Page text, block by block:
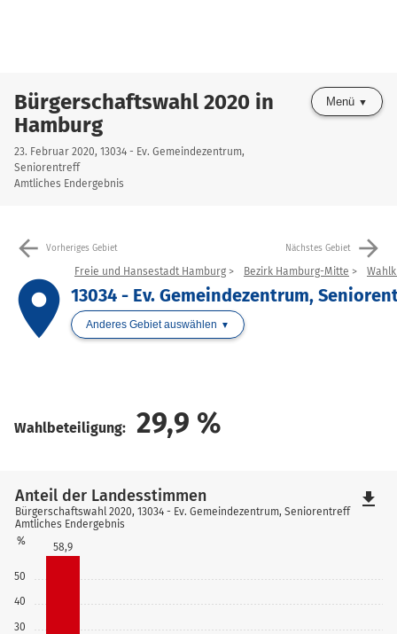
Bürgerschaftswahl 2020 in
Hamburg
23. Februar 2020, 13034 - Ev. Gemeindezentrum,
Seniorentreff
Amtliches Endergebnis
Menü
arrow_back Vorheriges Gebiet Nächstes Gebiet arrow_forward
place
Freie und Hansestadt Hamburg Bezirk Hamburg-Mitte
13034 - Ev. Gemeindezentrum,
Anderes Gebiet auswählen
Wahlbeteiligung: 29,9 %
30
40
50
%
58,9
Anteil der Landesstimmen
Bürgerschaftswahl 2020, 13034 - Ev. Gemeindezentrum, Seniorentreff
Amtliches Endergebnis
file_download